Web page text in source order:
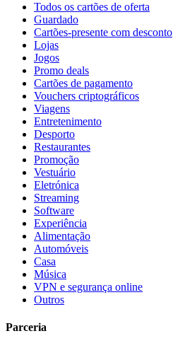
Todos os cartões de oferta
Guardado
Cartões-presente com desconto
Lojas
Jogos
Promo deals
Cartões de pagamento
Vouchers criptográficos
Viagens
Entretenimento
Desporto
Restaurantes
Promoção
Vestuário
Eletrónica
Streaming
Software
Experiência
Alimentação
Automóveis
Casa
Música
VPN e segurança online
Outros
Parceria